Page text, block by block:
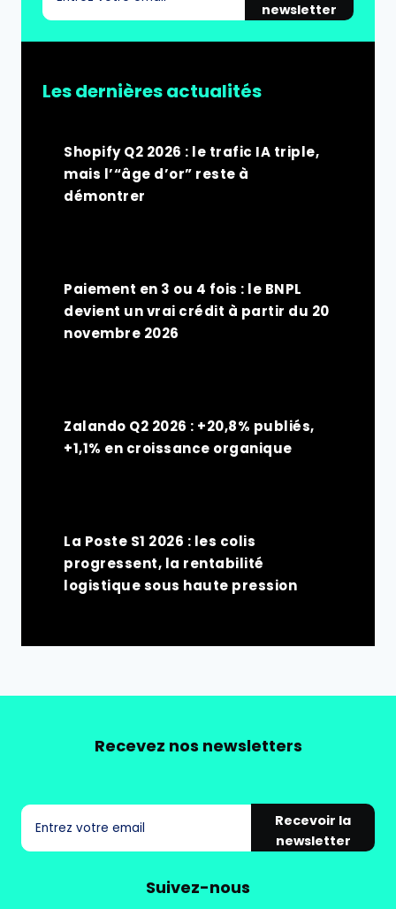
newsletter
Les dernières actualités
Shopify Q2 2026 : le trafic IA triple,
mais l’“âge d’or” reste à
démontrer
Paiement en 3 ou 4 fois : le BNPL
devient un vrai crédit à partir du 20
novembre 2026
Zalando Q2 2026 : +20,8% publiés,
+1,1% en croissance organique
La Poste S1 2026 : les colis
progressent, la rentabilité
logistique sous haute pression
Recevez nos newsletters
Recevoir la
newsletter
Suivez-nous